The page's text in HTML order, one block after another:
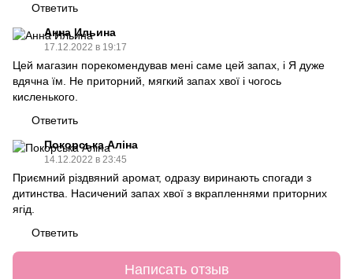
Ответить
Анна Ильина
17.12.2022 в 19:17
Цей магазин порекомендував мені саме цей запах, і Я дуже
вдячна їм. Не приторний, мягкий запах хвої і чогось
кисленького.
Ответить
Покорська Аліна
14.12.2022 в 23:45
Приємний різдвяний аромат, одразу виринають спогади з
дитинства. Насичений запах хвої з вкрапленнями приторних
ягід.
Ответить
Написать отзыв